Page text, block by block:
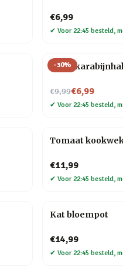
€6,99
✔ Voor 22:45 besteld,
-30%
Hond
€9,99
Nu voor€6,99
✔ Voor 22:45 besteld,
Tomaat
€11,99
✔ Voor 22:45 besteld,
Kat bloempot
€14,99
✔ Voor 22:45 besteld,